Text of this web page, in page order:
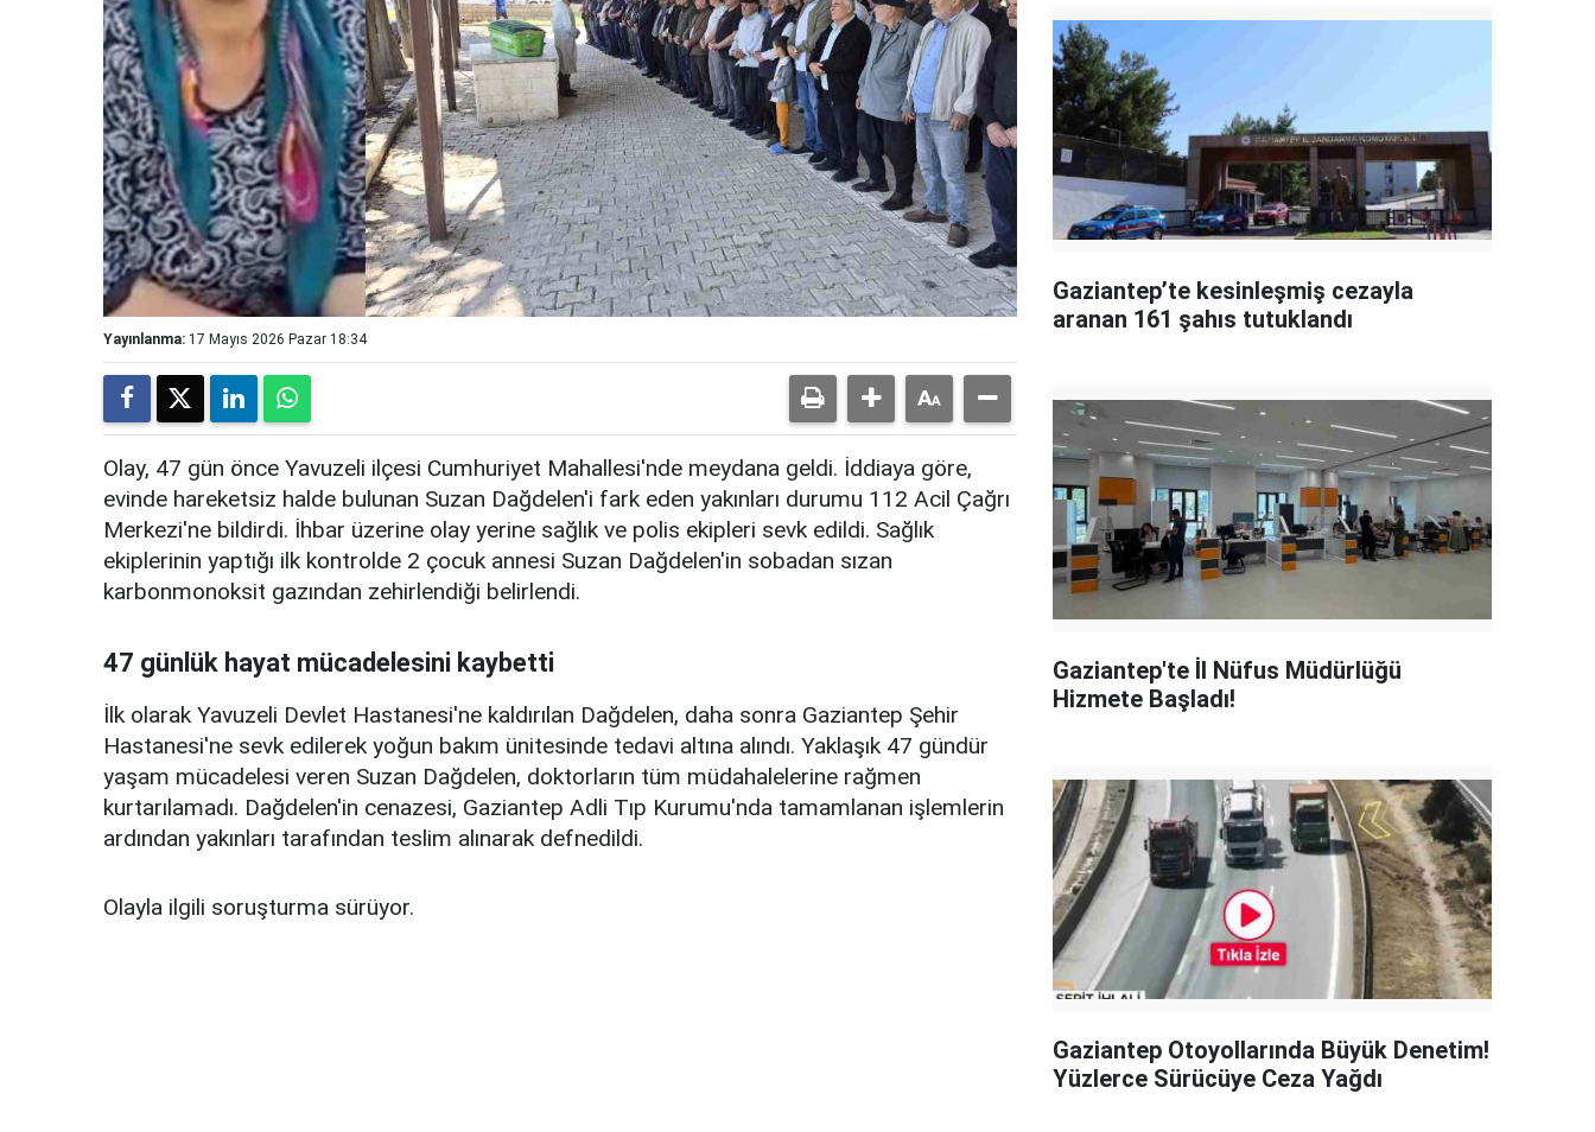
Yayınlanma: 17 Mayıs 2026 Pazar 18:34
Olay, 47 gün önce Yavuzeli ilçesi Cumhuriyet Mahallesi'nde meydana geldi. İddiaya göre,
evinde hareketsiz halde bulunan Suzan Dağdelen'i fark eden yakınları durumu 112 Acil Çağrı
Merkezi'ne bildirdi. İhbar üzerine olay yerine sağlık ve polis ekipleri sevk edildi. Sağlık
ekiplerinin yaptığı ilk kontrolde 2 çocuk annesi Suzan Dağdelen'in sobadan sızan
karbonmonoksit gazından zehirlendiği belirlendi.
47 günlük hayat mücadelesini kaybetti
İlk olarak Yavuzeli Devlet Hastanesi'ne kaldırılan Dağdelen, daha sonra Gaziantep Şehir
Hastanesi'ne sevk edilerek yoğun bakım ünitesinde tedavi altına alındı. Yaklaşık 47 gündür
yaşam mücadelesi veren Suzan Dağdelen, doktorların tüm müdahalelerine rağmen
kurtarılamadı. Dağdelen'in cenazesi, Gaziantep Adli Tıp Kurumu'nda tamamlanan işlemlerin
ardından yakınları tarafından teslim alınarak defnedildi.
Olayla ilgili soruşturma sürüyor.
Gaziantep’te kesinleşmiş cezayla
aranan 161 şahıs tutuklandı
Gaziantep'te İl Nüfus Müdürlüğü
Hizmete Başladı!
Gaziantep Otoyollarında Büyük Denetim!
Yüzlerce Sürücüye Ceza Yağdı